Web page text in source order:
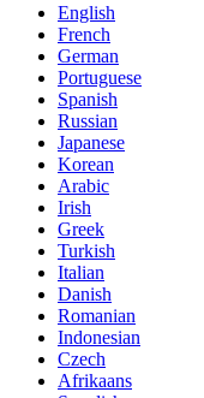
English
French
German
Portuguese
Spanish
Russian
Japanese
Korean
Arabic
Irish
Greek
Turkish
Italian
Danish
Romanian
Indonesian
Czech
Afrikaans